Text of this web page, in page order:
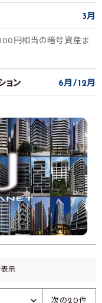
3月
円相当の暗号資産ま
ョン 6月 12月
表示
次の20件